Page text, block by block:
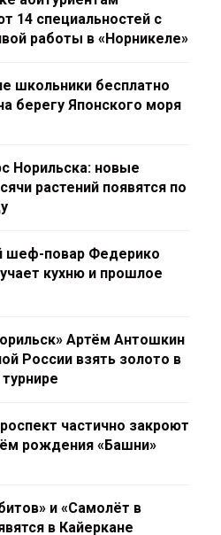
14 специальностей с
работы в «Норникеле»
школьники бесплатно
берегу Японского моря
Норильска: новые
растений появятся по
шеф-повар Федерико
кухню и прошлое
Артём Антошкин
России взять золото в
частично закроют
рождения «Башни»
и «Самолёт в
в Кайеркане